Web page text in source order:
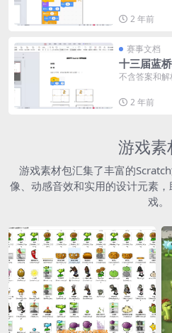
2 年前
赛事文档
十三届蓝
不含答案和解
2 年前
游戏素
游戏素材包汇集了丰富的
像、动感音效和实用的设计元素
戏。